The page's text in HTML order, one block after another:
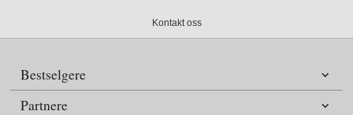
Kontakt oss
Bestselgere
Partnere